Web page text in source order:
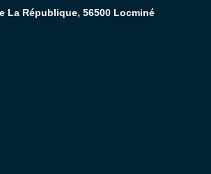
La République, 56500 Locminé